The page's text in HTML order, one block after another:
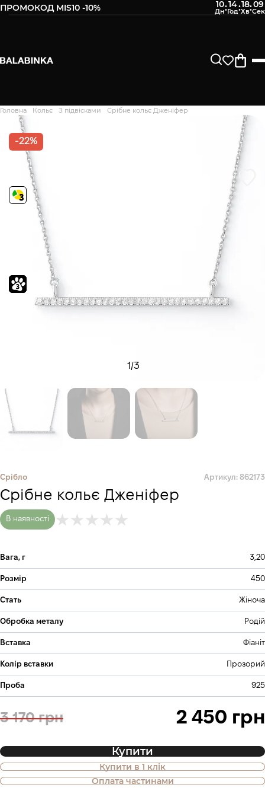
ПРОМОКОД MIS10 -10% 10:14:18:08
Головна Кольє З підвісками Срібне кольє Дженіфер
1/3
-22%
Срібло Артикул: 862173
Срібне кольє Дженіфер
В наявності
Вага, г 3,20
Розмір 450
Стать Жіноча
Обробка металу Родій
Вставка Фіаніт
Колір вставки Прозорий
Проба 925
3 170 грн 2 450 грн
Купити
Купити в 1 клік
Оплата частинами
Також доступна покупка товару в
оплату частинами
Дякуємо. Ваш відгук
відправлено на модерацію
відправлено СМС про наявність в нашому магазині